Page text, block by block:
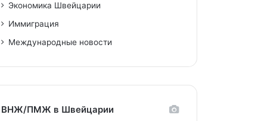
Экономика Швейцарии
Иммиграция
Международные новости
ВНЖ/ПМЖ в Швейцарии